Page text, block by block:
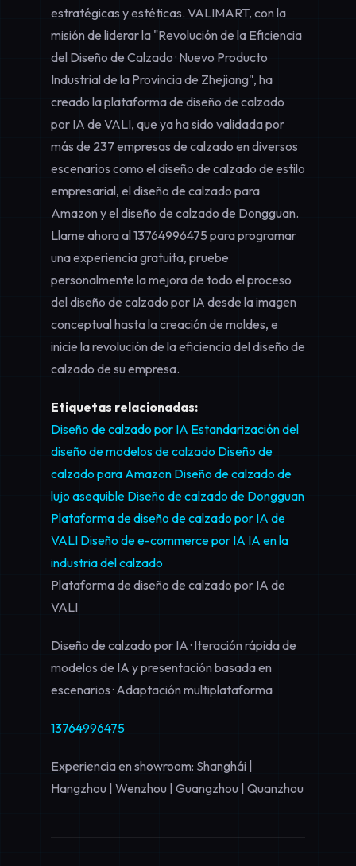
estratégicas y estéticas. VALIMART, con la
misión de liderar la "Revolución de la Eficiencia
del Diseño de Calzado · Nuevo Producto
Industrial de la Provincia de Zhejiang", ha
creado la plataforma de diseño de calzado
por IA de VALI, que ya ha sido validada por
más de 237 empresas de calzado en diversos
escenarios como el diseño de calzado de estilo
empresarial, el diseño de calzado para
Amazon y el diseño de calzado de Dongguan.
Llame ahora al13764996475 para programar
una experiencia gratuita, pruebe
personalmente la mejora de todo el proceso
del diseño de calzado por IA desde la imagen
conceptual hasta la creación de moldes, e
inicie la revolución de la eficiencia del diseño de
calzado de su empresa.
Etiquetas relacionadas:
Diseño de calzado por IA Estandarización del
diseño de modelos de calzado Diseño de
calzado para Amazon Diseño de calzado de
lujo asequible Diseño de calzado de Dongguan
Plataforma de diseño de calzado por IA de
VALI Diseño de e-commerce por IA IA en la
industria del calzado
Plataforma de diseño de calzado por IA de
VALI
Diseño de calzado por IA · Iteración rápida de
modelos de IA y presentación basada en
escenarios · Adaptación multiplataforma
13764996475
Experiencia en showroom: Shanghái |
Hangzhou | Wenzhou | Guangzhou | Quanzhou